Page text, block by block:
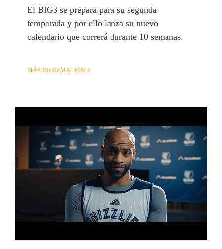
El BIG3 se prepara para su segunda
temporada y por ello lanza su nuevo
calendario que correrá durante 10 semanas.
MÁS INFORMACIÓN